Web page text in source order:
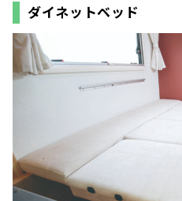
ダイネットベッド